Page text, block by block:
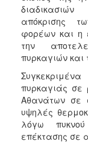
απόκρισης
φορέων και η
την
πυρκαγιών και
πυρκαγιάς σε
Αθανάτων σε
υψηλές
λόγω
επέκτασης σε